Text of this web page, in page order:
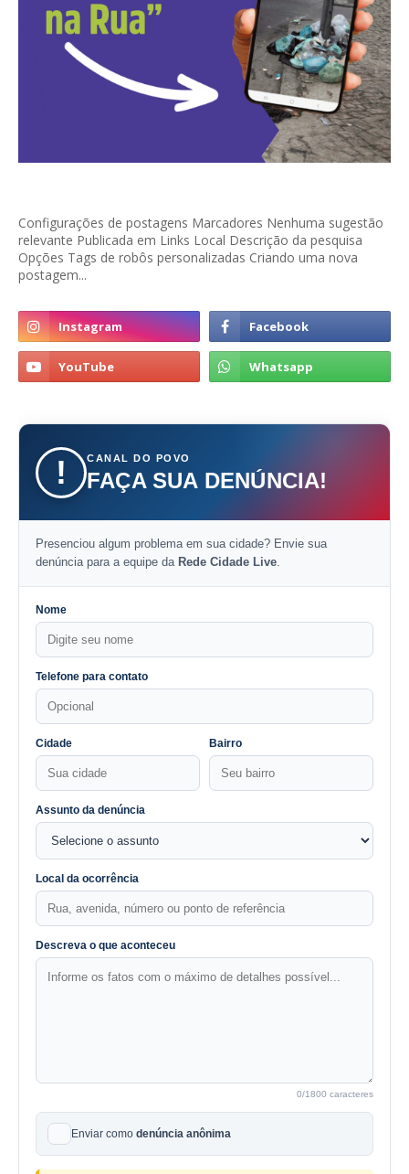
Configurações de postagens Marcadores Nenhuma sugestão
relevante Publicada em Links Local Descrição da pesquisa
Opções Tags de robôs personalizadas Criando uma nova
postagem...
! CANAL DO POVO
FAÇA SUA DENÚNCIA!
Presenciou algum problema em sua cidade? Envie sua
denúncia para a equipe da Rede Cidade Live.
Nome
Telefone para contato
Cidade Bairro
Assunto da denúncia
Local da ocorrência
Descreva o que aconteceu
0/1800 caracteres
Enviar como denúncia anônima